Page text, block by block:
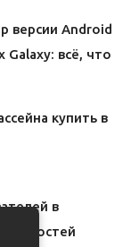
версии Android
всё, что
купить в
в